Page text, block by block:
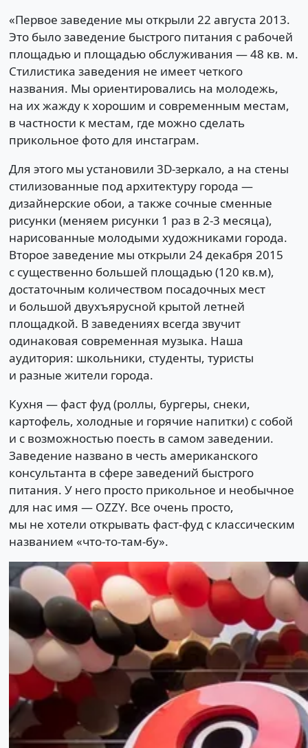
«Первое заведение мы открыли 22 августа 2013.
Это было заведение быстрого питания с рабочей
площадью и площадью обслуживания — 48 кв. м.
Стилистика заведения не имеет четкого
названия. Мы ориентировались на молодежь,
на их жажду к хорошим и современным местам,
в частности к местам, где можно сделать
прикольное фото для инстаграм.
Для этого мы установили 3D-зеркало, а на стены
стилизованные под архитектуру города —
дизайнерские обои, а также сочные сменные
рисунки (меняем рисунки 1 раз в 2-3 месяца),
нарисованные молодыми художниками города.
Второе заведение мы открыли 24 декабря 2015
с существенно большей площадью (120 кв.м),
достаточным количеством посадочных мест
и большой двухъярусной крытой летней
площадкой. В заведениях всегда звучит
одинаковая современная музыка. Наша
аудитория: школьники, студенты, туристы
и разные жители города.
Кухня — фаст фуд (роллы, бургеры, снеки,
картофель, холодные и горячие напитки) с собой
и с возможностью поесть в самом заведении.
Заведение названо в честь американского
консультанта в сфере заведений быстрого
питания. У него просто прикольное и необычное
для нас имя — OZZY. Все очень просто,
мы не хотели открывать фаст-фуд с классическим
названием «что-то-там-бу».